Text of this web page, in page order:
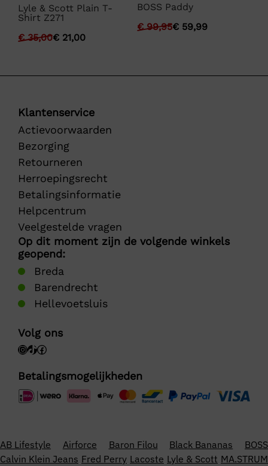
Lyle & Scott Plain T-
Shirt Z271
€35,00€ 21,00
BOSS Paddy
€99,95€ 59,99
Klantenservice
Actievoorwaarden
Bezorging
Retourneren
Herroepingsrecht
Betalingsinformatie
Helpcentrum
Veelgestelde vragen
Op dit moment zijn de volgende winkels
geopend:
Breda
Barendrecht
Hellevoetsluis
Volg ons
Betalingsmogelijkheden
AB Lifestyle Airforce Baron Filou Black Bananas
BOSS
Calvin Klein Jeans Fred Perry Lacoste Lyle & Scott MA.STRUM